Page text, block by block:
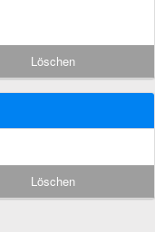
Löschen
Löschen